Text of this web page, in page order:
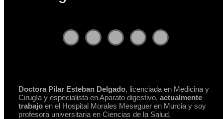
Doctora Pilar Esteban Delgado, licenciada en Medicina y
Cirugía y especialista en Aparato digestivo,actualmente
trabajo en el Hospital Morales Meseguer en Murcia y soy
profesora universitaria en Ciencias de la Salud.